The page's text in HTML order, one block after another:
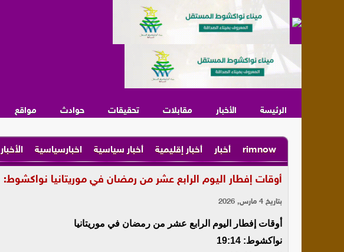
الرئيسة الأخبار مقابلات تحقيقات حوادث مواقع
rimnow أخبار أخبار إقليمية أخبار سياسية اخبارسياسية الأخبار
أوقات إفطار اليوم الرابع عشر من رمضان في موريتانيا نواكشوط:
بتاريخ 4 مارس, 2026
أوقات إفطار اليوم الرابع عشر من رمضان في موريتانيا
نواكشوط: 19:14